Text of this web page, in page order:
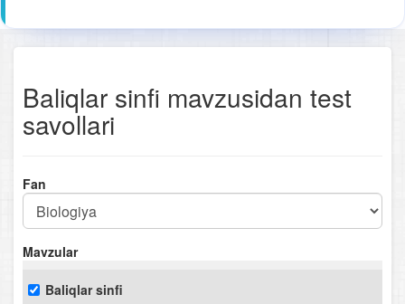
Baliqlar sinfi mavzusidan test
savollari
Fan
Mavzular
Baliqlar sinfi